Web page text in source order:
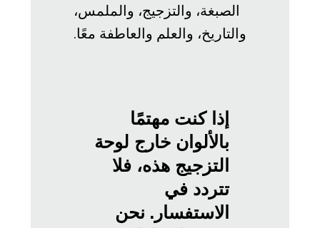
الصبغة، والتزجيج، والملمس،
والتاريخ، والعلم والعاطفة معًا.
إذا كنت مهتمًا
بالألوان خارج لوحة
التزجيج هذه، فلا
تتردد في
الاستفسار. نحن